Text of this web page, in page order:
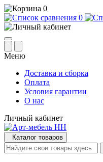
0
0
Меню
Доставка и сборка
Оплата
Условия гарантии
О нас
Личный кабинет
Каталог товаров